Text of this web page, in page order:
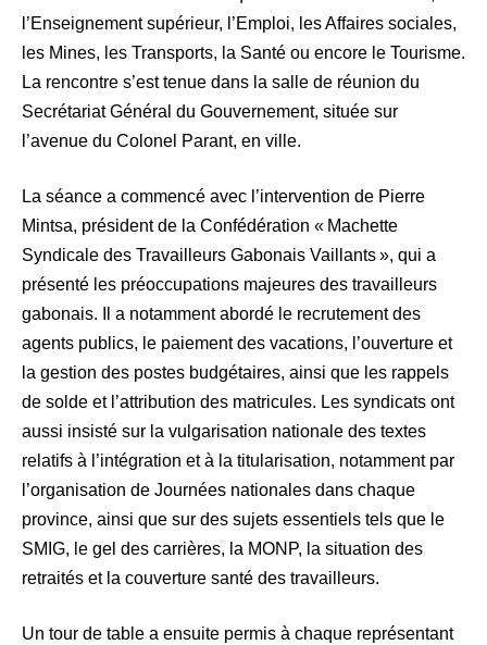
l’Enseignement supérieur, l’Emploi, les Affaires sociales,
les Mines, les Transports, la Santé ou encore le Tourisme.
La rencontre s’est tenue dans la salle de réunion du
Secrétariat Général du Gouvernement, située sur
l’avenue du Colonel Parant, en ville.
La séance a commencé avec l’intervention de Pierre
Mintsa, président de la Confédération « Machette
Syndicale des Travailleurs Gabonais Vaillants », qui a
présenté les préoccupations majeures des travailleurs
gabonais. Il a notamment abordé le recrutement des
agents publics, le paiement des vacations, l’ouverture et
la gestion des postes budgétaires, ainsi que les rappels
de solde et l’attribution des matricules. Les syndicats ont
aussi insisté sur la vulgarisation nationale des textes
relatifs à l’intégration et à la titularisation, notamment par
l’organisation de Journées nationales dans chaque
province, ainsi que sur des sujets essentiels tels que le
SMIG, le gel des carrières, la MONP, la situation des
retraités et la couverture santé des travailleurs.
Un tour de table a ensuite permis à chaque représentant